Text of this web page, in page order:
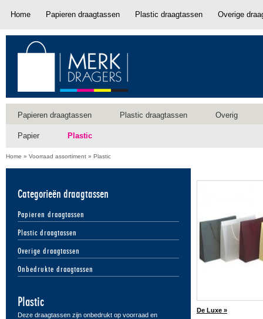
Home Papieren draagtassen Plastic draagtassen Overige
Papieren draagtassen Plastic draagtassen Overig
Papier Plastic
Home » Voorraad assortiment » Plastic
Categorieën draagtassen
Papieren draagtassen
Plastic draagtassen
Overige draagtassen
Onbedrukte draagtassen
Plastic
Deze draagtassen zijn onbedrukt op voorraad en
De Luxe »